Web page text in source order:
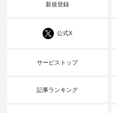
新規登録
公式X
サービストップ
記事ランキング